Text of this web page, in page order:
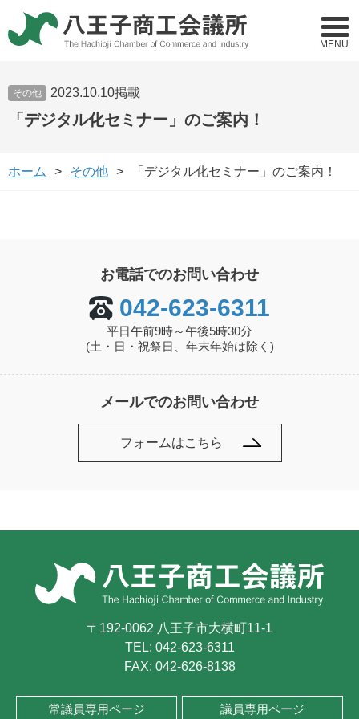
MENU
その他 2023.10.10掲載
「デジタル化セミナー」のご案内！
ホーム その他 「デジタル化セミナー」のご案内！
お電話でのお問い合わせ
042-623-6311
平日午前9時～午後5時30分
(土・日・祝祭日、年末年始は除く)
メールでのお問い合わせ
フォームはこちら
〒192-0062 八王子市大横町11-1
TEL: 042-623-6311
FAX: 042-626-8138
常議員専用ページ 議員専用ページ